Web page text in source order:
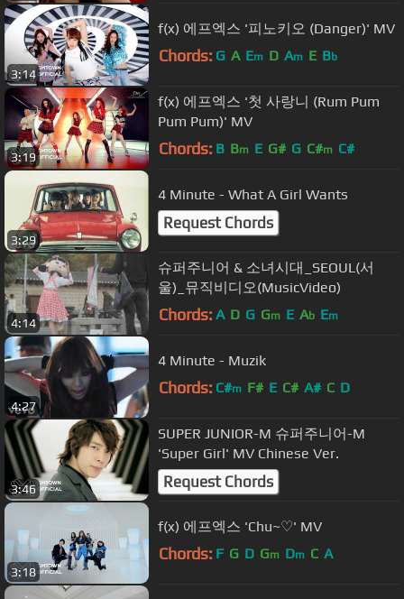
3:14
f(x) 에프엑스 '피노키오 (Danger)' MV
Chords: G A Em D Am E Bb
3:19
f(x) 에프엑스 '첫 사랑니 (Rum Pum
Pum Pum)' MV
Chords: B Bm E G# G C#m C#
3:29
4 Minute - What A Girl Wants
Request Chords
4:14
슈퍼주니어 & 소녀시대_SEOUL(서
울)_뮤직비디오(MusicVideo)
Chords: A D G Gm E Ab Em
4:27
4 Minute - Muzik
Chords: C#m F# E C# A# C D
3:46
SUPER JUNIOR-M 슈퍼주니어-M
'Super Girl' MV Chinese Ver.
Request Chords
3:18
f(x) 에프엑스 'Chu~♡' MV
Chords: F G D Gm Dm C A